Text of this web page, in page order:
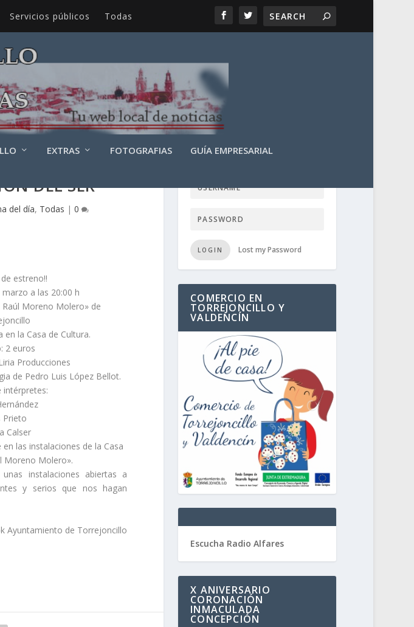
Servicios públicos Todas
EXTRAS FOTOGRAFIAS GUÍA EMPRESARIAL
DEL SER
del día, Todas | 0
estreno!!
a las 20:00 h
Raúl Moreno Molero» de
en la Casa de Cultura.
2 euros
Producciones
de Pedro Luis López Bellot.
intérpretes:
Prieto
Calser
las instalaciones de la Casa
Moreno Molero».
instalaciones abiertas a
y serios que nos hagan
Ayuntamiento de Torrejoncillo
LOGIN USER TTN
LOGIN Lost my Password
COMERCIO EN
TORREJONCILLO Y
VALDENCÍN
Escucha Radio Alfares
X ANIVERSARIO
CORONACIÓN
INMACULADA
CONCEPCIÓN